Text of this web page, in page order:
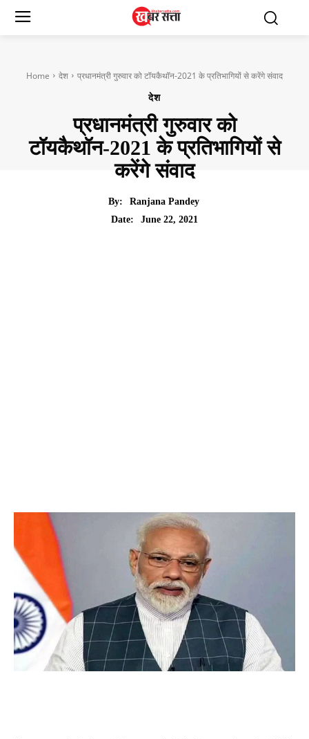
Home देश प्रधानमंत्री गुरुवार को टॉयकैथॉन-2021 के प्रतिभागियों से करेंगे संवाद
देश
प्रधानमंत्री गुरुवार को
टॉयकैथॉन-2021 के प्रतिभागियों से
करेंगे संवाद
By:
Ranjana Pandey
Date:
June 22, 2021